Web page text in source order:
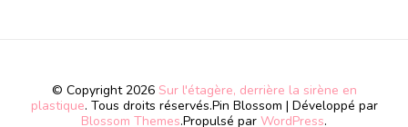
© Copyright 2026 Sur l'étagère, derrière la sirène en
plastique. Tous droits réservés.Pin Blossom | Développé par
Blossom Themes.Propulsé par WordPress.